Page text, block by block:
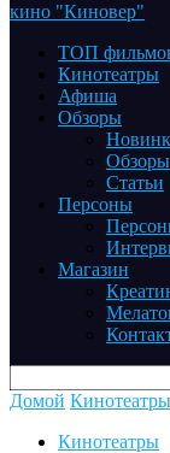
кино "Киновер"
ТОП
Кинотеатры
Афиша
Обзоры
Обзоры
Статьи
Персоны
Магазин
Домой Кинотеатры
Кинотеатры